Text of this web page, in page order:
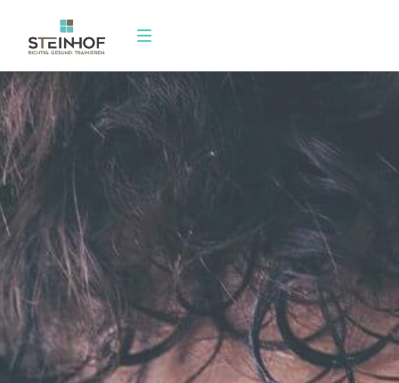
Training
Über uns
Mitglied